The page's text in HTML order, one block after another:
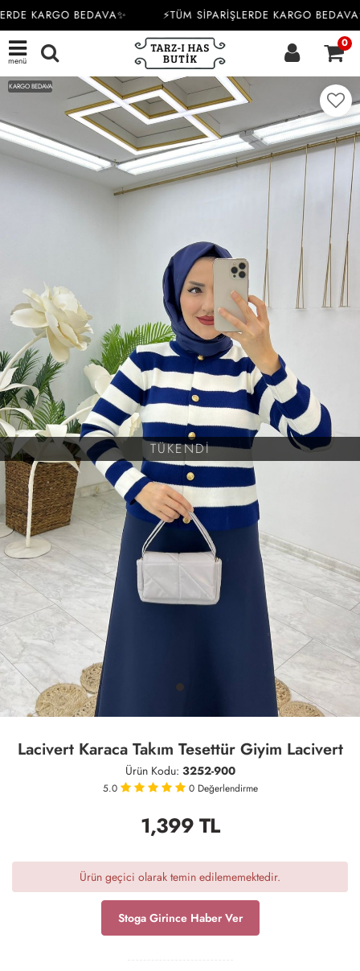
KARGO BEDAVA✨ ⚡TÜM SİPARİŞLERDE KARGO BEDAVA✨
menü
0
TÜKENDİ
KARGO BEDAVA
Lacivert Karaca Takım Tesettür Giyim Lacivert
Ürün Kodu: 3252-900
5.0 0 Değerlendirme
1,399TL
Ürün geçici olarak temin edilememektedir.
Stoga Girince Haber Ver